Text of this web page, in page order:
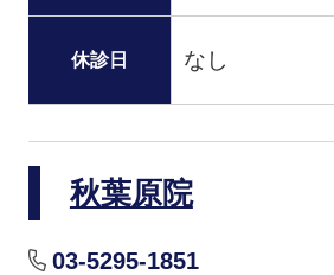
休診日 なし
秋葉原院
03-5295-1851